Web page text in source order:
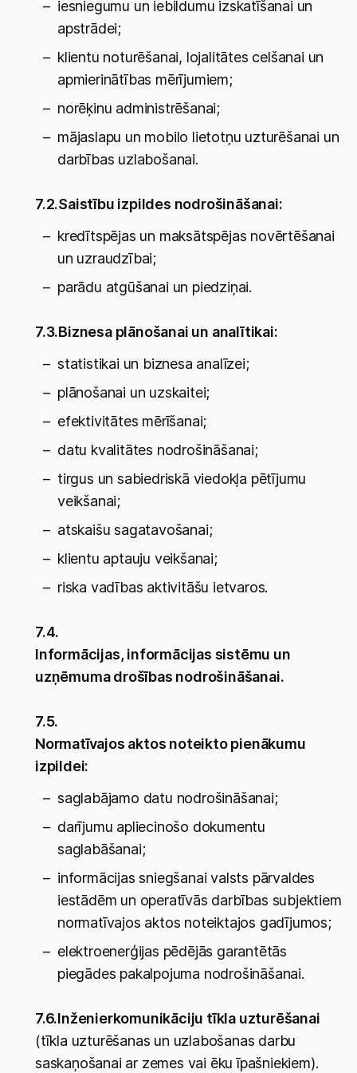
iesniegumu un iebildumu izskatīšanai un
apstrādei;
klientu noturēšanai, lojalitātes celšanai un
apmierinātības mērījumiem;
norēķinu administrēšanai;
mājaslapu un mobilo lietotņu uzturēšanai un
darbības uzlabošanai.
7.2.Saistību izpildes nodrošināšanai:
kredītspējas un maksātspējas novērtēšanai
un uzraudzībai;
parādu atgūšanai un piedziņai.
7.3.Biznesa plānošanai un analītikai:
statistikai un biznesa analīzei;
plānošanai un uzskaitei;
efektivitātes mērīšanai;
datu kvalitātes nodrošināšanai;
tirgus un sabiedriskā viedokļa pētījumu
veikšanai;
atskaišu sagatavošanai;
klientu aptauju veikšanai;
riska vadības aktivitāšu ietvaros.
7.4.
Informācijas, informācijas sistēmu un
uzņēmuma drošības nodrošināšanai.
7.5.
Normatīvajos aktos noteikto pienākumu
izpildei:
saglabājamo datu nodrošināšanai;
darījumu apliecinošo dokumentu
saglabāšanai;
informācijas sniegšanai valsts pārvaldes
iestādēm un operatīvās darbības subjektiem
normatīvajos aktos noteiktajos gadījumos;
elektroenerģijas pēdējās garantētās
piegādes pakalpojuma nodrošināšanai.
7.6.Inženierkomunikāciju tīkla uzturēšanai
(tīkla uzturēšanas un uzlabošanas darbu
saskaņošanai ar zemes vai ēku īpašniekiem).